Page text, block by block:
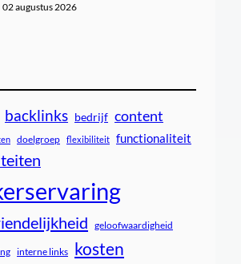
02 augustus 2026
backlinks bedrijf content
doelgroep flexibiliteit functionaliteit
geloofwaardigheid
interne links kosten